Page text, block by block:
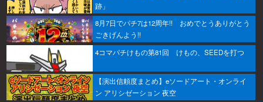
跡」
8月7日でパチ7は12周年!! おめでとうありがとう
ごきげんよう!!
4コマパチけもの第81回 けもの、SEEDを打つ
【演出信頼度まとめ】eソードアート・オンライ
ン アリシゼーション 夜空